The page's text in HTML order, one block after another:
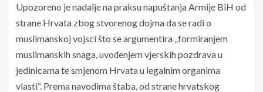
Upozoreno je nadalje na praksu napuštanja Armije BiH od
strane Hrvata zbog stvorenog dojma da se radi o
muslimanskoj vojsci što se argumentira „formiranjem
muslimanskih snaga, uvođenjem vjerskih pozdrava u
jedinicama te smjenom Hrvata u legalnim organima
vlasti“. Prema navodima štaba, od strane hrvatskog